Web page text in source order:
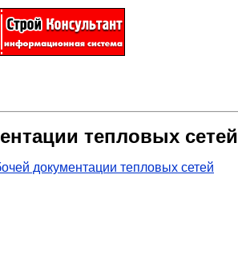
тепловых сетей
документации тепловых сетей